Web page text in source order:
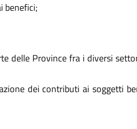
benefici;
delle Province fra i diversi
dei contributi ai soggetti